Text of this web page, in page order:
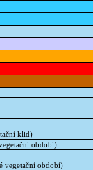
klid)
období)
vegetační období)